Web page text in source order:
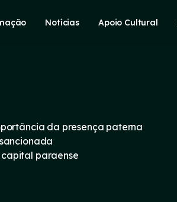
Notícias Apoio Cultural
da presença paterna
paraense